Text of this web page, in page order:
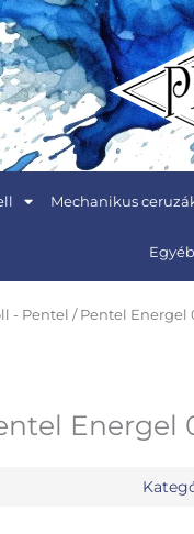
Mechanikus
Egyéb
- Pentel / Pentel Energel
Energel